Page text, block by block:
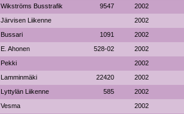
Wikströms Busstrafik 9547 2002
Järvisen Liikenne 2002
Bussari 1091 2002
E. Ahonen 528-02 2002
Pekki 2002
Lamminmäki 22420 2002
Lyttylän Liikenne 585 2002
Vesma 2002